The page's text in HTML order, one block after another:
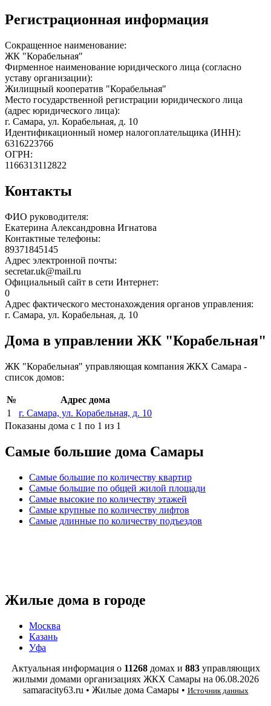
Регистрационная информация
Сокращенное наименование:
ЖК "Корабельная"
Фирменное наименование юридического лица (согласно
уставу организации):
Жилищный кооператив "Корабельная"
Место государственной регистрации юридического лица
(адрес юридического лица):
г. Самара, ул. Корабельная, д. 10
Идентификационный номер налогоплательщика (ИНН):
6316223766
ОГРН:
1166313112822
Контакты
ФИО руководителя:
Екатерина Александровна Игнатова
Контактные телефоны:
89371845145
Адрес электронной почты:
secretar.uk@mail.ru
Официальный сайт в сети Интернет:
0
Адрес фактического местонахождения органов управления:
г. Самара, ул. Корабельная, д. 10
Дома в управлении ЖК "Корабельная"
ЖК "Корабельная" управляющая компания ЖКХ Самара -
список домов:
№
Адрес дома
1
г. Самара, ул. Корабельная, д. 10
Показаны дома с 1 по 1 из 1
Самые большие дома Самары
Самые большие по количеству квартир
Самые большие по общей жилой площади
Самые высокие по количеству этажей
Самые крупные по количеству лифтов
Самые длинные по количеству подъездов
Жилые дома в городе
Москва
Казань
Уфа
Актуальная информация о 11268 домах и 883 управляющих
жилыми домами организациях ЖКХ Самары на 06.08.2026
samaracity63.ru • Жилые дома Самары • Источник данных